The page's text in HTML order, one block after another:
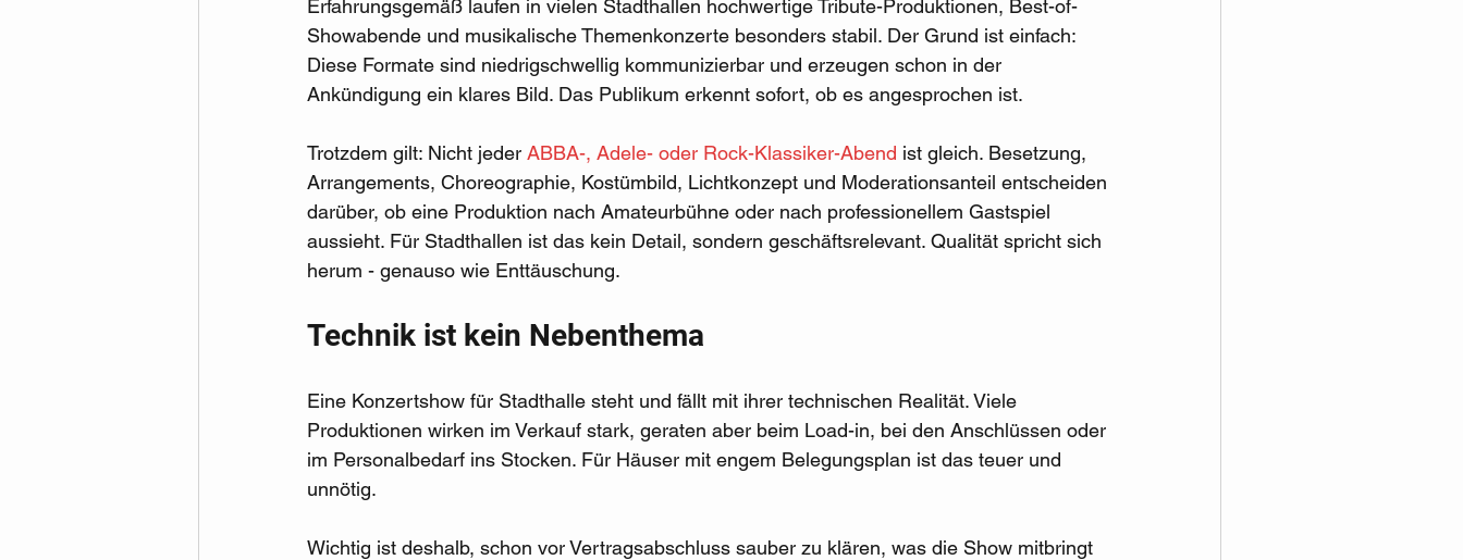
Erfahrungsgemäß laufen in vielen Stadthallen hochwertige Tribute-Produktionen, Best-of-
Showabende und musikalische Themenkonzerte besonders stabil. Der Grund ist einfach:
Diese Formate sind niedrigschwellig kommunizierbar und erzeugen schon in der
Ankündigung ein klares Bild. Das Publikum erkennt sofort, ob es angesprochen ist.
Trotzdem gilt: Nicht jeder ABBA-, Adele- oder Rock-Klassiker-Abend ist gleich. Besetzung,
Arrangements, Choreographie, Kostümbild, Lichtkonzept und Moderationsanteil entscheiden
darüber, ob eine Produktion nach Amateurbühne oder nach professionellem Gastspiel
aussieht. Für Stadthallen ist das kein Detail, sondern geschäftsrelevant. Qualität spricht sich
herum - genauso wie Enttäuschung.
Technik ist kein Nebenthema
Eine Konzertshow für Stadthalle steht und fällt mit ihrer technischen Realität. Viele
Produktionen wirken im Verkauf stark, geraten aber beim Load-in, bei den Anschlüssen oder
im Personalbedarf ins Stocken. Für Häuser mit engem Belegungsplan ist das teuer und
unnötig.
Wichtig ist deshalb, schon vor Vertragsabschluss sauber zu klären, was die Show mitbringt